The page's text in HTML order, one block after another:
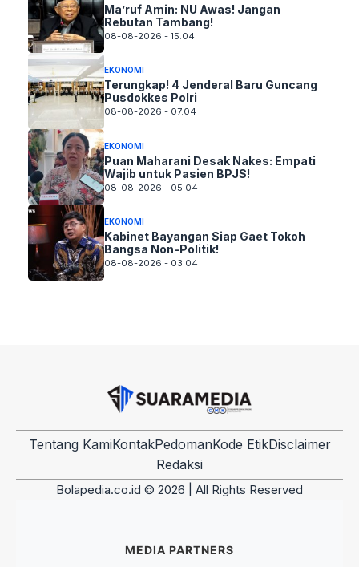
Ma’ruf Amin: NU Awas! Jangan
Rebutan Tambang!
08-08-2026 - 15.04
EKONOMI
Terungkap! 4 Jenderal Baru Guncang
Pusdokkes Polri
08-08-2026 - 07.04
EKONOMI
Puan Maharani Desak Nakes: Empati
Wajib untuk Pasien BPJS!
08-08-2026 - 05.04
EKONOMI
Kabinet Bayangan Siap Gaet Tokoh
Bangsa Non-Politik!
08-08-2026 - 03.04
Tentang KamiKontakPedomanKode EtikDisclaimer
Redaksi
Bolapedia.co.id © 2026 | All Rights Reserved
MEDIA PARTNERS